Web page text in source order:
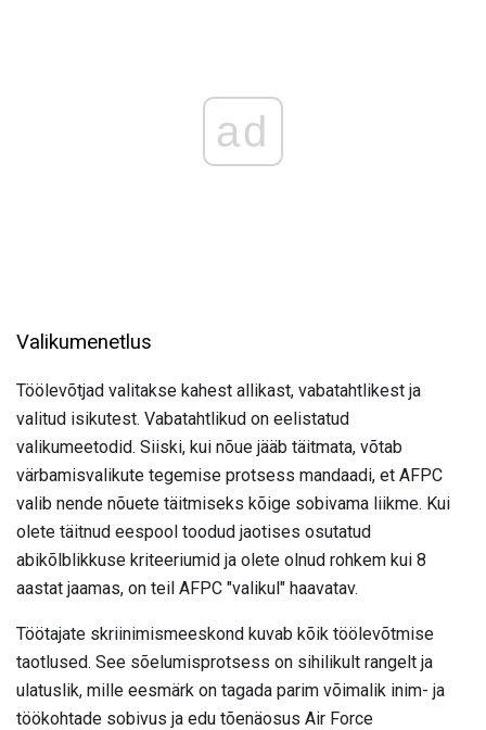
ad
Valikumenetlus
Töölevõtjad valitakse kahest allikast, vabatahtlikest ja
valitud isikutest. Vabatahtlikud on eelistatud
valikumeetodid. Siiski, kui nõue jääb täitmata, võtab
värbamisvalikute tegemise protsess mandaadi, et AFPC
valib nende nõuete täitmiseks kõige sobivama liikme. Kui
olete täitnud eespool toodud jaotises osutatud
abikõlblikkuse kriteeriumid ja olete olnud rohkem kui 8
aastat jaamas, on teil AFPC "valikul" haavatav.
Töötajate skriinimismeeskond kuvab kõik töölevõtmise
taotlused. See sõelumisprotsess on sihilikult rangelt ja
ulatuslik, mille eesmärk on tagada parim võimalik inim- ja
töökohtade sobivus ja edu tõenäosus Air Force